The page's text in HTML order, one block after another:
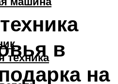
техника в
на